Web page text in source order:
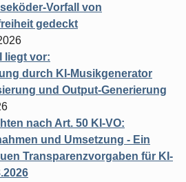
Vorfall von
gedeckt
liegt vor:
durch KI-Musikgenerator
und Output-Generierung
nach Art. 50 KI-VO:
und Umsetzung - Ein
Transparenzvorgaben für KI-